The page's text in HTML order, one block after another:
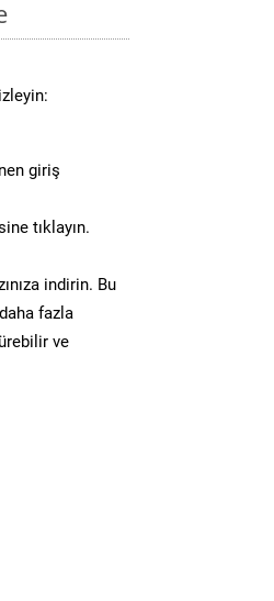
giriş
tıklayın.
indirin. Bu
fazla
ve